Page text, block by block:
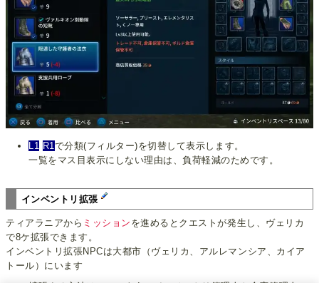
L1 R1で分類(フィルター)を切替して表示します。
一覧をマス目表示にしない理由は、負荷軽減のためです。
インベントリ拡張
ティアラニアから ミッション を進めるとクエストが発生し、ヴェリカ
で8ケ拡張できます。
インベントリ拡張NPCは大都市（ヴェリカ、アルレマンシア、カイア
トール）にいます